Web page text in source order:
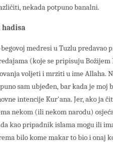
nekada potpuno banalni.
medresi u Tuzlu predavao
(koje se pripisuju
voljeti i mrziti u ime Allaha.
sam ubjeđen, bar kada je moj
intencije Kur'ana. Jer, ako ja
nekom (ili nekom narodu)
kao pripadnik islama mogu ili
bilo kome makar to bio i onaj